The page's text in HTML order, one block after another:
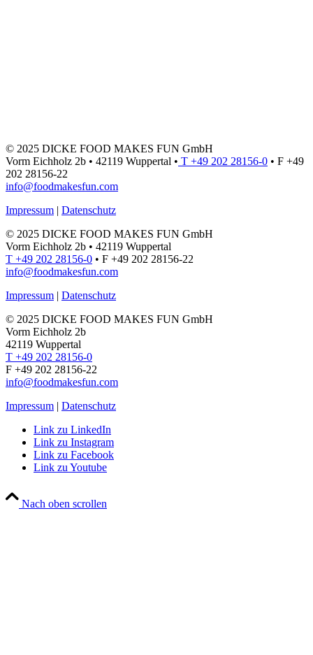
© 2025 DICKE FOOD MAKES FUN GmbH
Vorm Eichholz 2b • 42119 Wuppertal • T +49 202 28156-0 • F +49
202 28156-22
info@foodmakesfun.com
Impressum | Datenschutz
© 2025 DICKE FOOD MAKES FUN GmbH
Vorm Eichholz 2b • 42119 Wuppertal
T +49 202 28156-0 • F +49 202 28156-22
info@foodmakesfun.com
Impressum | Datenschutz
© 2025 DICKE FOOD MAKES FUN GmbH
Vorm Eichholz 2b
42119 Wuppertal
T +49 202 28156-0
F +49 202 28156-22
info@foodmakesfun.com
Impressum | Datenschutz
Link zu LinkedIn
Link zu Instagram
Link zu Facebook
Link zu Youtube
Nach oben scrollen